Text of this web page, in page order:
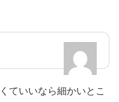
ていいなら細かいとこ